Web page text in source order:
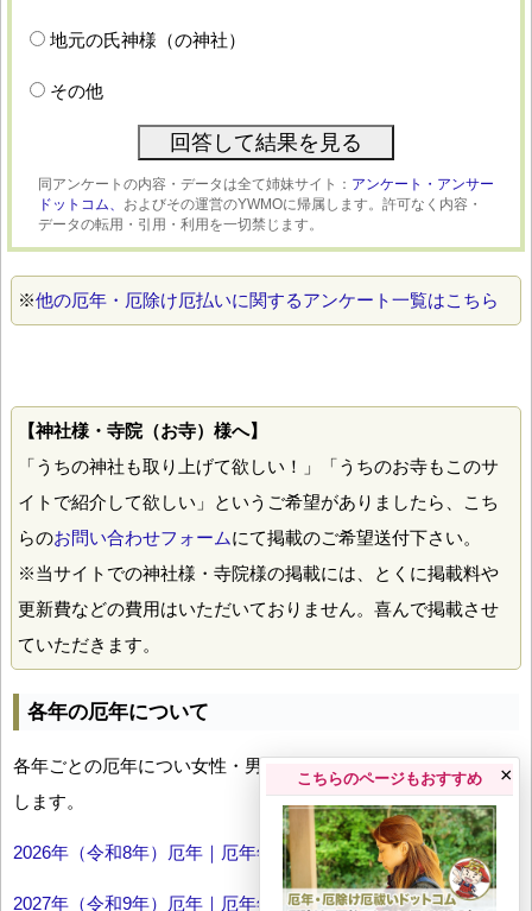
地元の氏神様（の神社）
その他
同アンケートの内容・データは全て姉妹サイト： アンケート・アンサー
ドットコム、 およびその運営のYWMOに帰属します。許可なく内容・
データの転用・引用・利用を一切禁じます。
※他の厄年・厄除け厄払いに関するアンケート一覧はこちら
【神社様・寺院（お寺）様へ】
「うちの神社も取り上げて欲しい！」「うちのお寺もこのサ
イトで紹介して欲しい」というご希望がありましたら、こち
らのお問い合わせフォームにて掲載のご希望送付下さい。
※当サイトでの神社様・寺院様の掲載には、とくに掲載料や
更新費などの費用はいただいておりません。喜んで掲載させ
ていただきます。
各年の厄年について
各年ごとの厄年につい女性・男性の年齢早見表とともにお伝え
します。
2026年（令和8年）厄年｜厄年年齢早見表
2027年（令和9年）厄年｜厄年年齢早見表
こちらのページもおすすめ ×